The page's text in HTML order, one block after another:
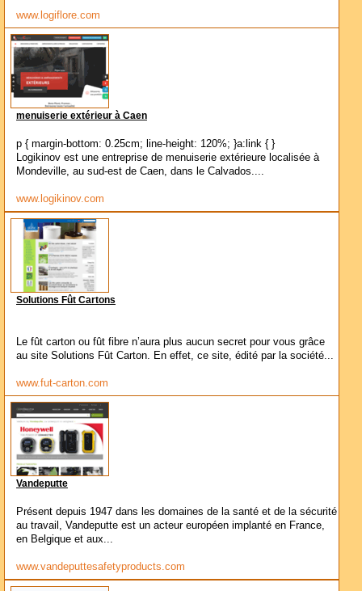
www.logiflore.com
menuiserie extérieur à Caen
p { margin-bottom: 0.25cm; line-height: 120%; }a:link { }
Logikinov est une entreprise de menuiserie extérieure localisée à
Mondeville, au sud-est de Caen, dans le Calvados....
www.logikinov.com
Solutions Fût Cartons
Le fût carton ou fût fibre n’aura plus aucun secret pour vous grâce
au site Solutions Fût Carton. En effet, ce site, édité par la société...
www.fut-carton.com
Vandeputte
Présent depuis 1947 dans les domaines de la santé et de la sécurité
au travail, Vandeputte est un acteur européen implanté en France,
en Belgique et aux...
www.vandeputtesafetyproducts.com